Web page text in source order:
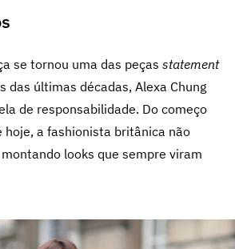
se tornou uma das peças statement
das últimas décadas, Alexa Chung
de responsabilidade. Do começo
a fashionista britânica não
looks que sempre viram